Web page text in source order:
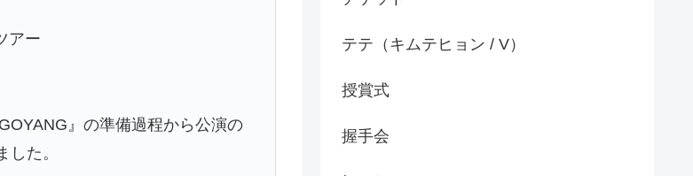
アー
』の準備過程から公演の
た。
テテ（キムテヒョン / V）
授賞式
握手会